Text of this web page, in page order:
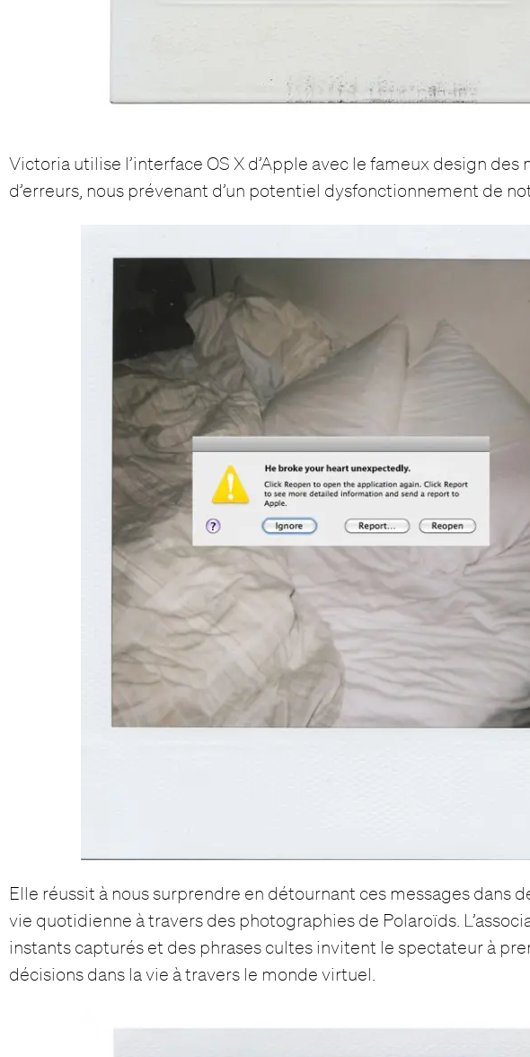
Victoria utilise l’interface OS X d’Apple avec le fameux design des
d’erreurs, nous prévenant d’un potentiel dysfonctionnement de
Elle réussit à nous surprendre en détournant ces messages dans
vie quotidienne à travers des photographies de Polaroïds.
instants capturés et des phrases cultes invitent le spectateur à
décisions dans la vie à travers le monde virtuel.